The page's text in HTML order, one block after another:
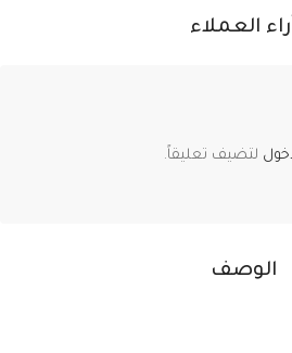
الوصف
العملاء
لتضيف تعليقاً.